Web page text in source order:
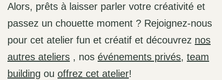
Alors, prêts à laisser parler votre créativité et
passez un chouette moment ? Rejoignez-nous
pour cet atelier fun et créatif et découvrez nos
autres ateliers , nos événements privés, team
building ou offrez cet atelier!